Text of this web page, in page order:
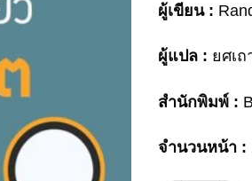
ผู้เขียน :
ผู้แปล : ยศเ
สำนักพิมพ์ :
จำนวนหน้า :